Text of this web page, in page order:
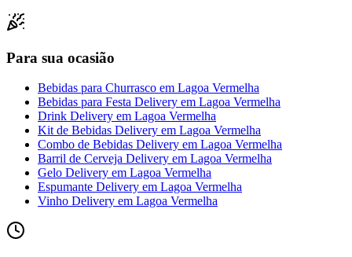
Para sua ocasião
Bebidas para Churrasco em Lagoa Vermelha
Bebidas para Festa Delivery em Lagoa Vermelha
Drink Delivery em Lagoa Vermelha
Kit de Bebidas Delivery em Lagoa Vermelha
Combo de Bebidas Delivery em Lagoa Vermelha
Barril de Cerveja Delivery em Lagoa Vermelha
Gelo Delivery em Lagoa Vermelha
Espumante Delivery em Lagoa Vermelha
Vinho Delivery em Lagoa Vermelha